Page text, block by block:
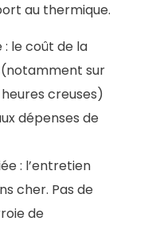
au thermique.
: le coût de la
sur
creuses)
dépenses de
: l’entretien
cher. Pas de
de